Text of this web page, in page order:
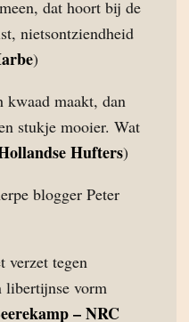
dat hoort bij de
nietsontziendheid
)
kwaad maakt, dan
stukje mooier. Wat
Hufters)
blogger Peter
verzet tegen
vorm
– NRC